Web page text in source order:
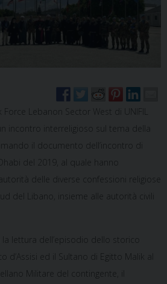
Force Lebanon Sector West di UNIFIL
un incontro interreligioso sul tema della
il documento dell’incontro di
del 2019, al quale hanno
delle diverse confessioni religiose
del Libano, insieme alle autorità civili
lettura dell’episodio dello storico
d’Assisi ed il Sultano di Egitto Malik al
Militare del contingente, il